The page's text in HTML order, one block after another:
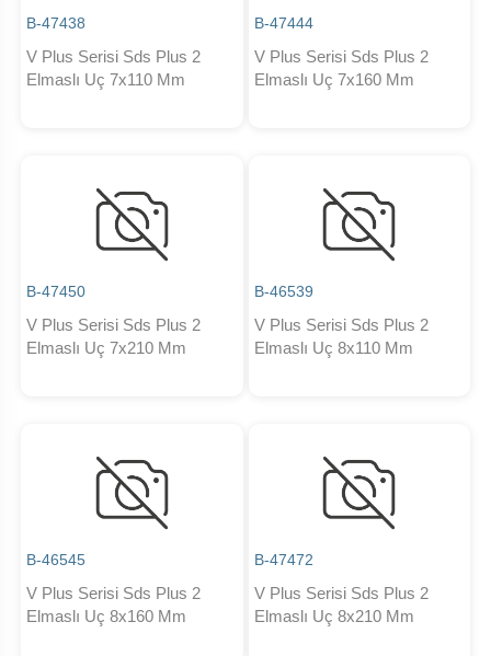
B-47438
V Plus Serisi Sds Plus 2
Elmaslı Uç 7x110 Mm
B-47444
V Plus Serisi Sds Plus 2
Elmaslı Uç 7x160 Mm
B-47450
V Plus Serisi Sds Plus 2
Elmaslı Uç 7x210 Mm
B-46539
V Plus Serisi Sds Plus 2
Elmaslı Uç 8x110 Mm
B-46545
V Plus Serisi Sds Plus 2
Elmaslı Uç 8x160 Mm
B-47472
V Plus Serisi Sds Plus 2
Elmaslı Uç 8x210 Mm